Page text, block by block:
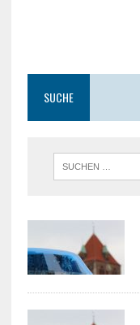
SUCHE